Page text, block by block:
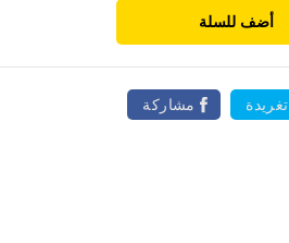
أضف للسلة
مشاركة تغريدة